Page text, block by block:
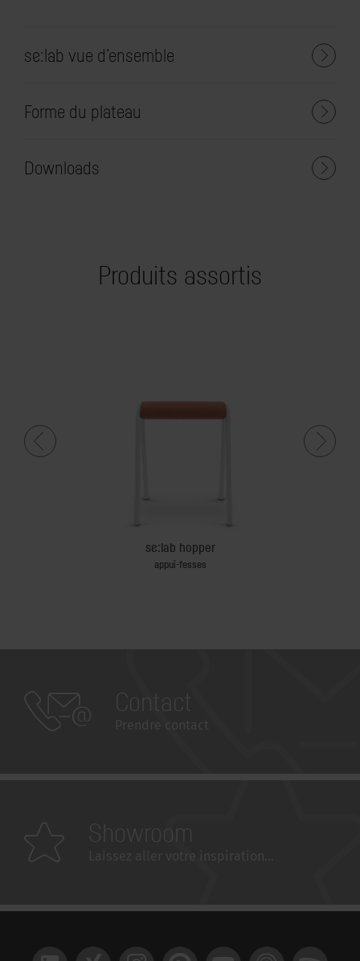
se:lab vue d’ensemble
Forme du plateau
Downloads
Produits assortis
se:lab hopper
appui-fesses